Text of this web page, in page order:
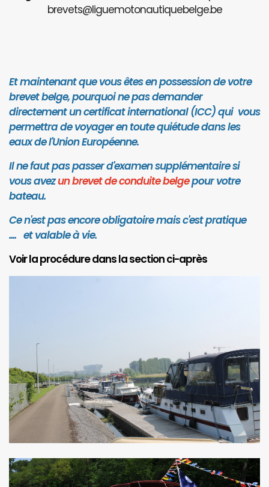
brevets@liguemotonautiquebelge.be
Et maintenant que vous êtes en possession de votre
brevet belge, pourquoi ne pas demander
directement un certificat international (ICC) qui vous
permettra de voyager en toute quiétude dans les
eaux de l'Union Européenne.
Il ne faut pas passer d'examen supplémentaire si
vous avezun brevet de conduite belgepour votre
bateau.
Ce n'est pas encore obligatoire mais c'est pratique
.... et valable à vie.
Voir la procédure dans la section ci-après